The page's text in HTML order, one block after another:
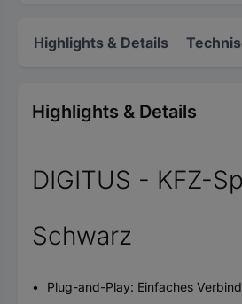
Highlights & Details
Highlights & Details
DIGITUS - KFZ-
Schwarz
Plug-and-Play: Einfaches